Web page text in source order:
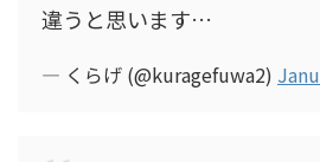
違うと思います…
— くらげ (@kuragefuwa2)